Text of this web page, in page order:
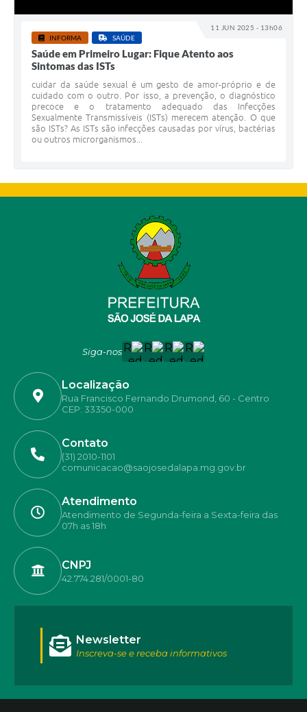
11 JUN 2025 - 13h06
INFORMA SAÚDE
Saúde em Primeiro Lugar: Fique Atento aos
Sintomas das ISTs
cuidar da saúde sexual é um gesto de amor-próprio e de
cuidado com o outro. Por isso, a prevenção, o diagnóstico
precoce e o tratamento adequado das Infecções
Sexualmente Transmissíveis (ISTs) merecem atenção. O que
são ISTs? As ISTs são infecções causadas por vírus, bactérias
ou outros microrganismos...
Siga-nos
Localização
Rua Francisco Fernando Drumond, 60 - Centro
CEP: 33350-000
Contato
(31) 2010-1101
comunicacao@saojosedalapa.mg.gov.br
Atendimento
Atendimento de Segunda-feira a Sexta-feira das
07h as 18h
CNPJ
42.774.281/0001-80
Newsletter
Inscreva-se e receba informativos